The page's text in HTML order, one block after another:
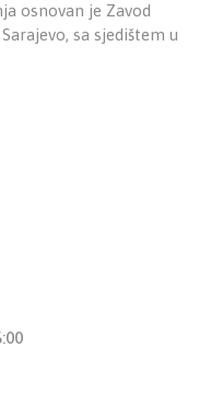
osnovan je Zavod
sa sjedištem u